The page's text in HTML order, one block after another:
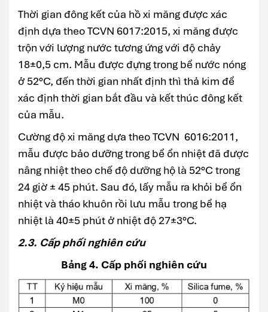
Thời gian đông kết của hồ xi măng được xác
định dựa theo TCVN 6017:2015, xi măng được
trộn với lượng nước tương ứng với độ chảy
18±0,5 cm. Mẫu được đựng trong bể nước nóng
ở 52°C, đến thời gian nhất định thì thả kim để
xác định thời gian bắt đầu và kết thúc đông kết
của mẫu.
Cường độ xi măng dựa theo TCVN 6016:2011,
mẫu được bảo dưỡng trong bể ổn nhiệt đã được
nâng nhiệt theo chế độ dưỡng hộ là 52°C trong
24 giờ ± 45 phút. Sau đó, lấy mẫu ra khỏi bể ổn
nhiệt và tháo khuôn rồi lưu mẫu trong bể hạ
nhiệt là 40±5 phút ở nhiệt độ 27±3°C.
2.3. Cấp phối nghiên cứu
Bảng 4. Cấp phối nghiên cứu